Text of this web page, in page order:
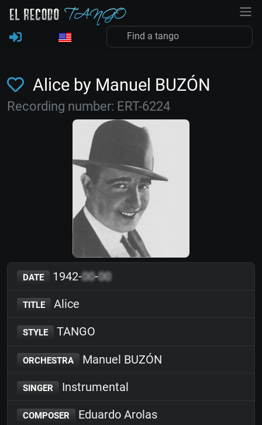
Alice by Manuel BUZÓN
Recording number: ERT-6224
DATE 1942-00-00
TITLE Alice
STYLE TANGO
ORCHESTRA Manuel BUZÓN
SINGER Instrumental
COMPOSER Eduardo Arolas